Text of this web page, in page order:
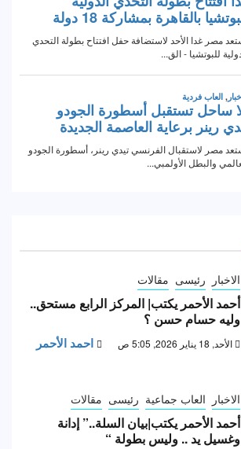
الاخبار رئيسى مقالات
أحمد الأحمر يكتب| المركز الرابع مستحق..
وليه حسام حسن ؟
الأحد, 18 يناير 2026, 5:05 ص احمد الأحمر
الاخبار العاب جماعية رئيسى مقالات
أحمد الأحمر يكتب|بيان السلة..” إدانة
وغسيل يد .. وليس بطولة “